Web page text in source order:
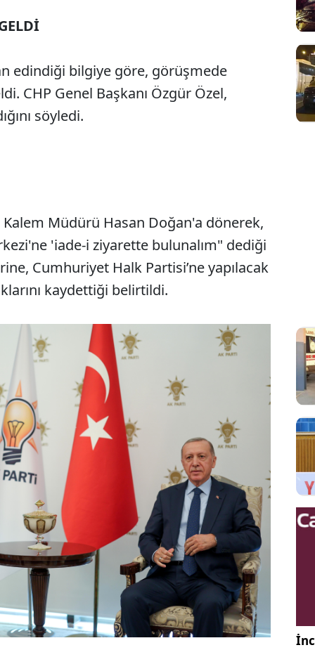
edindiği bilgiye göre, görüşmede
CHP Genel Başkanı Özgür Özel,
söyledi.
Müdürü Hasan Doğan'a dönerek,
'iade-i ziyarette bulunalım" dediği
Cumhuriyet Halk Partisi’ne yapılacak
kaydettiği belirtildi.